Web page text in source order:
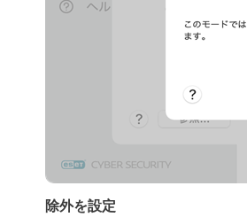
除外を設定